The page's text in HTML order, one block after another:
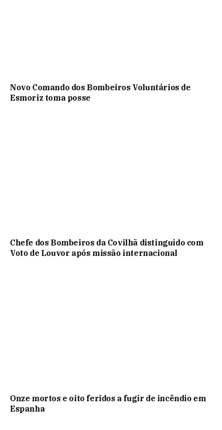
Novo Comando dos Bombeiros Voluntários de
Esmoriz toma posse
Chefe dos Bombeiros da Covilhã distinguido com
Voto de Louvor após missão internacional
Onze mortos e oito feridos a fugir de incêndio em
Espanha